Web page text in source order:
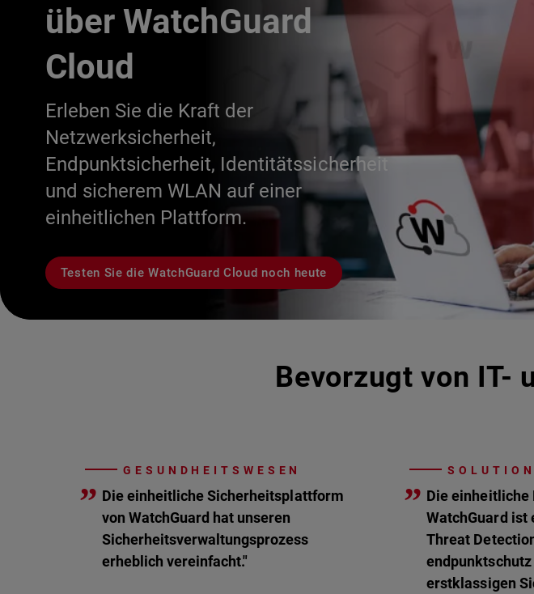
über WatchGuard
Cloud
Erleben Sie die Kraft der
Netzwerksicherheit,
Endpunktsicherheit, Identitätssicherheit
und sicherem WLAN auf einer
einheitlichen Plattform.
Testen Sie die WatchGuard Cloud noch heute
Bevorzugt von IT-
GESUNDHEITSWESEN
” Die einheitliche Sicherheitsplattform
von WatchGuard hat unseren
Sicherheitsverwaltungsprozess
erheblich vereinfacht."
” Die einheitliche
WatchGuard ist
Threat
erstklassigen